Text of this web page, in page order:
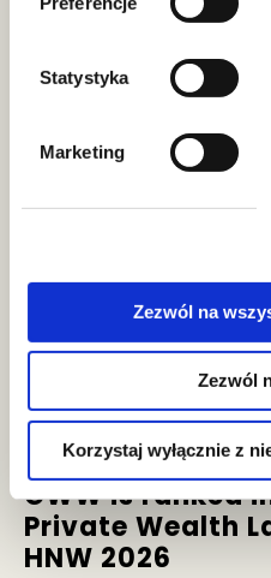
Statystyka
Marketing
Zezwól na
Zezwól
Korzystaj wyłącznie z
News
news
GWW is ranked
Private Wealth
HNW 2026